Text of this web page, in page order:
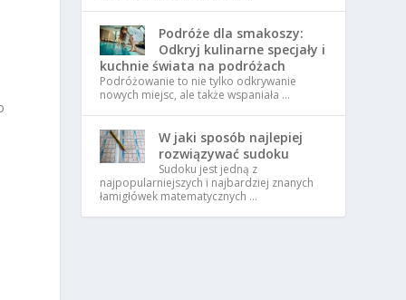
Podróże dla smakoszy:
Odkryj kulinarne specjały i
kuchnie świata na podróżach
Podróżowanie to nie tylko odkrywanie
nowych miejsc, ale także wspaniała …
W jaki sposób najlepiej
rozwiązywać sudoku
Sudoku jest jedną z
najpopularniejszych i najbardziej znanych
łamigłówek matematycznych …